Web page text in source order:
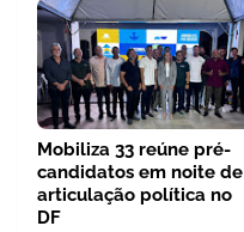
Mobiliza 33 reúne pré-
candidatos em noite de
articulação política no
DF